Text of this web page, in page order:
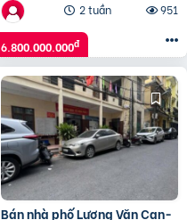
2 tuần
951
6.800.000.000đ
Bán nhà phố Lương Văn Can-